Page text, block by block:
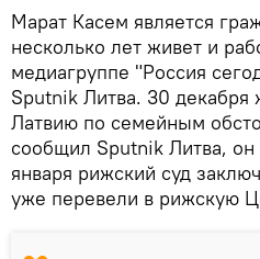
Марат Касем является
несколько лет живет и
медиагруппе "Россия
Sputnik Литва. 30 декабря
Латвию по семейным
сообщил Sputnik Литва,
января рижский суд
уже перевели в рижскую